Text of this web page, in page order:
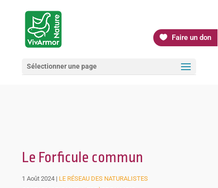
Faire un don
Sélectionner une page
Le Forficule commun
1 Août 2024| LE RÉSEAU DES NATURALISTES